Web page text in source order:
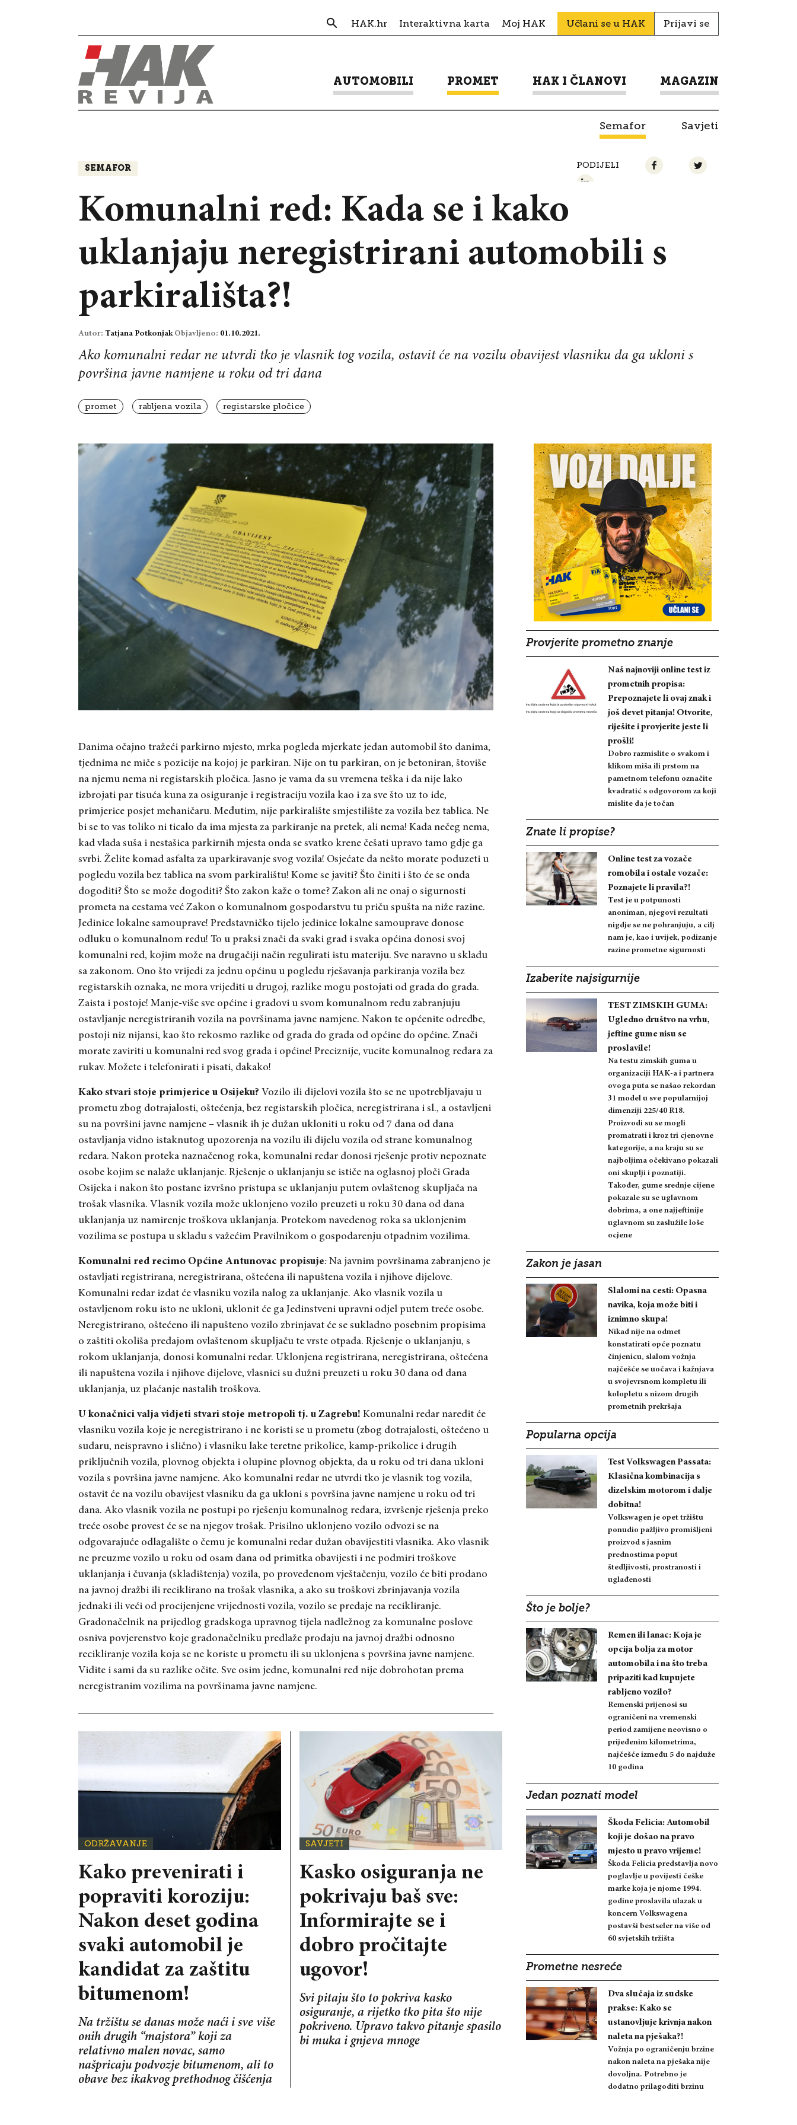
HAK.hr Interaktivna karta Moj HAK Učlani se u HAK Prijavi se
AUTOMOBILI PROMET HAK I ČLANOVI MAGAZIN
Semafor Savjeti
SEMAFOR PODIJELI
Komunalni red: Kada se i kako
uklanjaju neregistrirani automobili s
parkirališta?!
Autor: Tatjana Potkonjak Objavljeno: 01.10.2021.
Ako komunalni redar ne utvrdi tko je vlasnik tog vozila, ostavit će na vozilu obavijest vlasniku da ga ukloni s
površina javne namjene u roku od tri dana
promet rabljena vozila registarske pločice
Danima očajno tražeći parkirno mjesto, mrka pogleda mjerkate jedan automobil što danima,
tjednima ne miče s pozicije na kojoj je parkiran. Nije on tu parkiran, on je betoniran, štoviše
na njemu nema ni registarskih pločica. Jasno je vama da su vremena teška i da nije lako
izbrojati par tisuća kuna za osiguranje i registraciju vozila kao i za sve što uz to ide,
primjerice posjet mehaničaru. Međutim, nije parkiralište smjestilište za vozila bez tablica. Ne
bi se to vas toliko ni ticalo da ima mjesta za parkiranje na pretek, ali nema! Kada nečeg nema,
kad vlada suša i nestašica parkirnih mjesta onda se svatko krene češati upravo tamo gdje ga
svrbi. Želite komad asfalta za uparkiravanje svog vozila! Osjećate da nešto morate poduzeti u
pogledu vozila bez tablica na svom parkiralištu! Kome se javiti? Što činiti i što će se onda
dogoditi? Što se može dogoditi? Što zakon kaže o tome? Zakon ali ne onaj o sigurnosti
prometa na cestama već Zakon o komunalnom gospodarstvu tu priču spušta na niže razine.
Jedinice lokalne samouprave! Predstavničko tijelo jedinice lokalne samouprave donose
odluku o komunalnom redu! To u praksi znači da svaki grad i svaka općina donosi svoj
komunalni red, kojim može na drugačiji način regulirati istu materiju. Sve naravno u skladu
sa zakonom. Ono što vrijedi za jednu općinu u pogledu rješavanja parkiranja vozila bez
registarskih oznaka, ne mora vrijediti u drugoj, razlike mogu postojati od grada do grada.
Zaista i postoje! Manje-više sve općine i gradovi u svom komunalnom redu zabranjuju
ostavljanje neregistriranih vozila na površinama javne namjene. Nakon te općenite odredbe,
postoji niz nijansi, kao što rekosmo razlike od grada do grada od općine do općine. Znači
morate zaviriti u komunalni red svog grada i općine! Preciznije, vucite komunalnog redara za
rukav. Možete i telefonirati i pisati, dakako!
Kako stvari stoje primjerice u Osijeku? Vozilo ili dijelovi vozila što se ne upotrebljavaju u
prometu zbog dotrajalosti, oštećenja, bez registarskih pločica, neregistrirana i sl., a ostavljeni
su na površini javne namjene – vlasnik ih je dužan ukloniti u roku od 7 dana od dana
ostavljanja vidno istaknutog upozorenja na vozilu ili dijelu vozila od strane komunalnog
redara. Nakon proteka naznačenog roka, komunalni redar donosi rješenje protiv nepoznate
osobe kojim se nalaže uklanjanje. Rješenje o uklanjanju se ističe na oglasnoj ploči Grada
Osijeka i nakon što postane izvršno pristupa se uklanjanju putem ovlaštenog skupljača na
trošak vlasnika. Vlasnik vozila može uklonjeno vozilo preuzeti u roku 30 dana od dana
uklanjanja uz namirenje troškova uklanjanja. Protekom navedenog roka sa uklonjenim
vozilima se postupa u skladu s važećim Pravilnikom o gospodarenju otpadnim vozilima.
Komunalni red recimo Općine Antunovac propisuje: Na javnim površinama zabranjeno je
ostavljati registrirana, neregistrirana, oštećena ili napuštena vozila i njihove dijelove.
Komunalni redar izdat će vlasniku vozila nalog za uklanjanje. Ako vlasnik vozila u
ostavljenom roku isto ne ukloni, uklonit će ga Jedinstveni upravni odjel putem treće osobe.
Neregistrirano, oštećeno ili napušteno vozilo zbrinjavat će se sukladno posebnim propisima
o zaštiti okoliša predajom ovlaštenom skupljaču te vrste otpada. Rješenje o uklanjanju, s
rokom uklanjanja, donosi komunalni redar. Uklonjena registrirana, neregistrirana, oštećena
ili napuštena vozila i njihove dijelove, vlasnici su dužni preuzeti u roku 30 dana od dana
uklanjanja, uz plaćanje nastalih troškova.
U konačnici valja vidjeti stvari stoje metropoli tj. u Zagrebu! Komunalni redar naredit će
vlasniku vozila koje je neregistrirano i ne koristi se u prometu (zbog dotrajalosti, oštećeno u
sudaru, neispravno i slično) i vlasniku lake teretne prikolice, kamp-prikolice i drugih
priključnih vozila, plovnog objekta i olupine plovnog objekta, da u roku od tri dana ukloni
vozila s površina javne namjene. Ako komunalni redar ne utvrdi tko je vlasnik tog vozila,
ostavit će na vozilu obavijest vlasniku da ga ukloni s površina javne namjene u roku od tri
dana. Ako vlasnik vozila ne postupi po rješenju komunalnog redara, izvršenje rješenja preko
treće osobe provest će se na njegov trošak. Prisilno uklonjeno vozilo odvozi se na
odgovarajuće odlagalište o čemu je komunalni redar dužan obavijestiti vlasnika. Ako vlasnik
ne preuzme vozilo u roku od osam dana od primitka obavijesti i ne podmiri troškove
uklanjanja i čuvanja (skladištenja) vozila, po provedenom vještačenju, vozilo će biti prodano
na javnoj dražbi ili reciklirano na trošak vlasnika, a ako su troškovi zbrinjavanja vozila
jednaki ili veći od procijenjene vrijednosti vozila, vozilo se predaje na recikliranje.
Gradonačelnik na prijedlog gradskoga upravnog tijela nadležnog za komunalne poslove
osniva povjerenstvo koje gradonačelniku predlaže prodaju na javnoj dražbi odnosno
recikliranje vozila koja se ne koriste u prometu ili su uklonjena s površina javne namjene.
Vidite i sami da su razlike očite. Sve osim jedne, komunalni red nije dobrohotan prema
neregistranim vozilima na površinama javne namjene.
ODRŽAVANJE
Kako prevenirati i
popraviti koroziju:
Nakon deset godina
svaki automobil je
kandidat za zaštitu
bitumenom!
Na tržištu se danas može naći i sve više
onih drugih “majstora” koji za
relativno malen novac, samo
našpricaju podvozje bitumenom, ali to
obave bez ikakvog prethodnog čišćenja
SAVJETI
Kasko osiguranja ne
pokrivaju baš sve:
Informirajte se i
dobro pročitajte
ugovor!
Svi pitaju što to pokriva kasko
osiguranje, a rijetko tko pita što nije
pokriveno. Upravo takvo pitanje spasilo
bi muka i gnjeva mnoge
Provjerite prometno znanje
Naš najnoviji online test iz
prometnih propisa:
Prepoznajete li ovaj znak i
još devet pitanja! Otvorite,
riješite i provjerite jeste li
prošli!
Dobro razmislite o svakom i
klikom miša ili prstom na
pametnom telefonu označite
kvadratić s odgovorom za koji
mislite da je točan
Znate li propise?
Online test za vozače
romobila i ostale vozače:
Poznajete li pravila?!
Test je u potpunosti
anoniman, njegovi rezultati
nigdje se ne pohranjuju, a cilj
nam je, kao i uvijek, podizanje
razine prometne sigurnosti
Izaberite najsigurnije
TEST ZIMSKIH GUMA:
Ugledno društvo na vrhu,
jeftine gume nisu se
proslavile!
Na testu zimskih guma u
organizaciji HAK-a i partnera
ovoga puta se našao rekordan
31 model u sve popularnijoj
dimenziji 225/40 R18.
Proizvodi su se mogli
promatrati i kroz tri cjenovne
kategorije, a na kraju su se
najboljima očekivano pokazali
oni skuplji i poznatiji.
Također, gume srednje cijene
pokazale su se uglavnom
dobrima, a one najjeftinije
uglavnom su zaslužile loše
ocjene
Zakon je jasan
Slalomi na cesti: Opasna
navika, koja može biti i
iznimno skupa!
Nikad nije na odmet
konstatirati opće poznatu
činjenicu, slalom vožnja
najčešće se uočava i kažnjava
u svojevrsnom kompletu ili
kolopletu s nizom drugih
prometnih prekršaja
Popularna opcija
Test Volkswagen Passata:
Klasična kombinacija s
dizelskim motorom i dalje
dobitna!
Volkswagen je opet tržištu
ponudio pažljivo promišljeni
proizvod s jasnim
prednostima poput
štedljivosti, prostranosti i
uglađenosti
Što je bolje?
Remen ili lanac: Koja je
opcija bolja za motor
automobila i na što treba
pripaziti kad kupujete
rabljeno vozilo?
Remenski prijenosi su
ograničeni na vremenski
period zamijene neovisno o
prijeđenim kilometrima,
najčešće između 5 do najduže
10 godina
Jedan poznati model
Škoda Felicia: Automobil
koji je došao na pravo
mjesto u pravo vrijeme!
Škoda Felicia predstavlja novo
poglavlje u povijesti češke
marke koja je njome 1994.
godine proslavila ulazak u
koncern Volkswagena
postavši bestseler na više od
60 svjetskih tržišta
Prometne nesreće
Dva slučaja iz sudske
prakse: Kako se
ustanovljuje krivnja nakon
naleta na pješaka?!
Vožnja po ograničenju brzine
nakon naleta na pješaka nije
dovoljna. Potrebno je
dodatno prilagoditi brzinu